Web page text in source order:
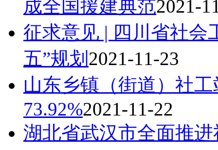
成全国援建典范2021-
征求意见 | 四川省社会
五”规划 2021-11-23
山东乡镇（街道）社
73.92%2021-11-22
湖北省武汉市全面推